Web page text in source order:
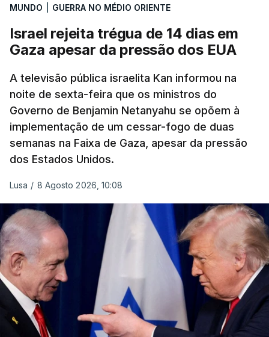
MUNDO GUERRA NO MÉDIO ORIENTE
Israel rejeita trégua de 14 dias em
Gaza apesar da pressão dos EUA
A televisão pública israelita Kan informou na
noite de sexta-feira que os ministros do
Governo de Benjamin Netanyahu se opõem à
implementação de um cessar-fogo de duas
semanas na Faixa de Gaza, apesar da pressão
dos Estados Unidos.
Lusa / 8 Agosto 2026, 10:08